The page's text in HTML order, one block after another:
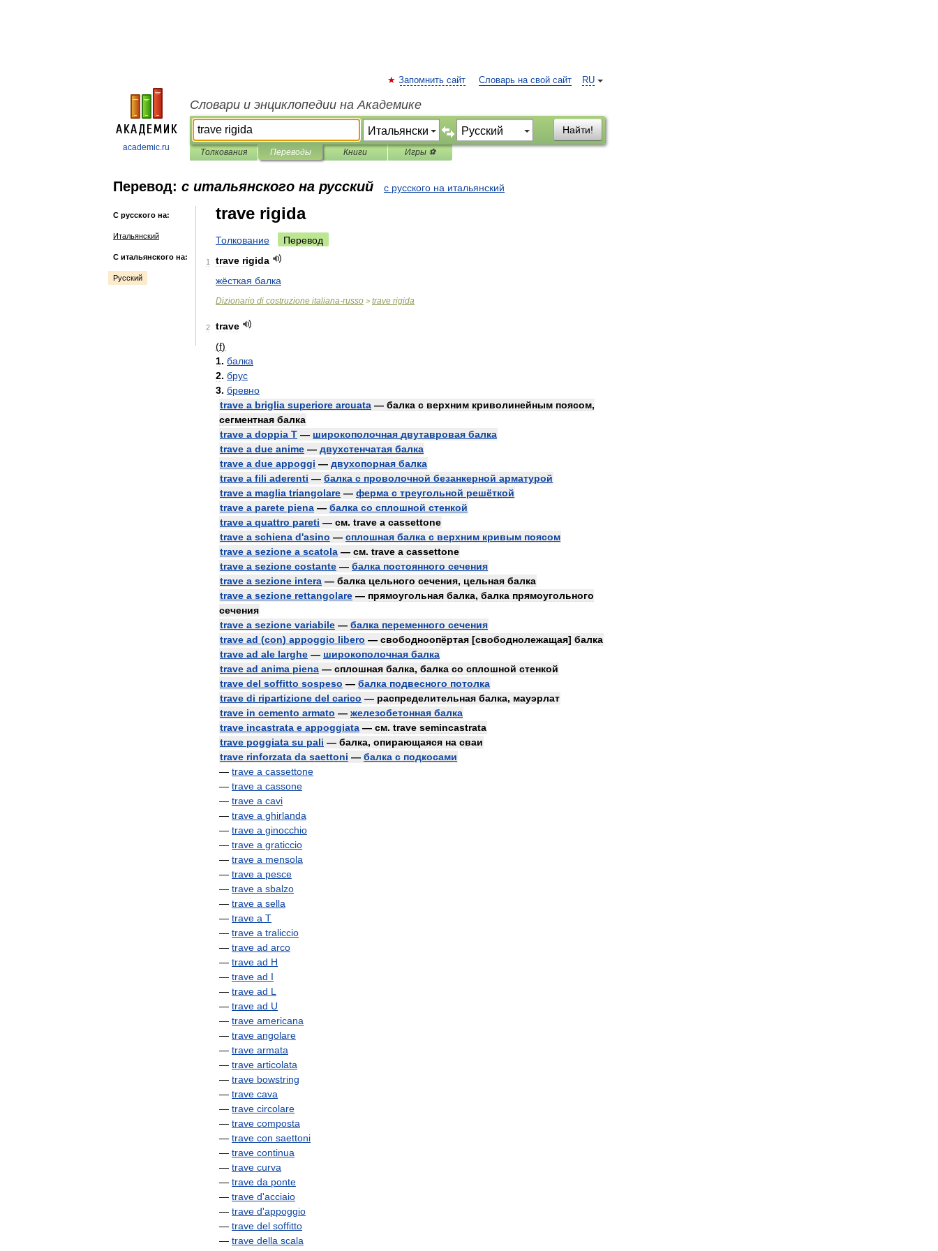
academic.ru
RU
Запомнить сайт Словарь на свой сайт
Словари и энциклопедии на Академике
Найти!
Толкования Переводы Книги Игры ⚽
Перевод: с итальянского на русский с русского на итальянский
С русского на:
Итальянский
С итальянского на:
Русский
trave rigida
Толкование Перевод
1 trave rigida
жёсткая балка
Dizionario di costruzione italiana-russo > trave rigida
2
trave
(f)
1. балка
2. брус
3. бревно
trave a briglia superiore arcuata — балка с верхним криволинейным поясом,
сегментная балка
trave a doppia T — широкополочная двутавровая балка
trave a due anime — двухстенчатая балка
trave a due appoggi — двухопорная балка
trave a fili aderenti — балка с проволочной безанкерной арматурой
trave a maglia triangolare — ферма с треугольной решёткой
trave a parete piena — балка со сплошной стенкой
trave a quattro pareti — см. trave a cassettone
trave a schiena d'asino — сплошная балка с верхним кривым поясом
trave a sezione a scatola — см. trave a cassettone
trave a sezione costante — балка постоянного сечения
trave a sezione intera — балка цельного сечения, цельная балка
trave a sezione rettangolare — прямоугольная балка, балка прямоугольного
сечения
trave a sezione variabile — балка переменного сечения
trave ad (con) appoggio libero — свободноопёртая [свободнолежащая] балка
trave ad ale larghe — широкополочная балка
trave ad anima piena — сплошная балка, балка со сплошной стенкой
trave del soffitto sospeso — балка подвесного потолка
trave di ripartizione del carico — распределительная балка, мауэрлат
trave in cemento armato — железобетонная балка
trave incastrata e appoggiata — см. trave semincastrata
trave poggiata su pali — балка, опирающаяся на сваи
trave rinforzata da saettoni — балка с подкосами
— trave a cassettone
— trave a cassone
— trave a cavi
— trave a ghirlanda
— trave a ginocchio
— trave a graticcio
— trave a mensola
— trave a pesce
— trave a sbalzo
— trave a sella
— trave a T
— trave a traliccio
— trave ad arco
— trave ad H
— trave ad I
— trave ad L
— trave ad U
— trave americana
— trave angolare
— trave armata
— trave articolata
— trave bowstring
— trave cava
— trave circolare
— trave composta
— trave con saettoni
— trave continua
— trave curva
— trave da ponte
— trave d'acciaio
— trave d'appoggio
— trave del soffitto
— trave della scala